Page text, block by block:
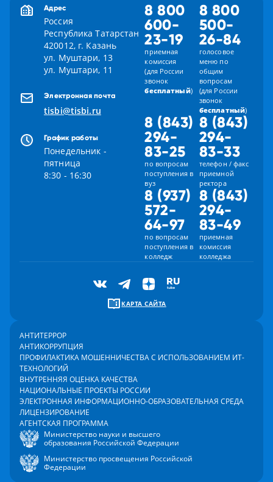
Адрес
Россия
Республика Татарстан
420012, г. Казань
ул. Муштари, 13
ул. Муштари, 11
Электронная почта
tisbi@tisbi.ru
График работы
Понедельник -
пятница
8:30 - 16:30
8 800
600-
23-19
приемная
комиссия
(для России
звонок
бесплатный)
8 800
500-
26-84
голосовое
меню по
общим
вопросам
(для России
звонок
бесплатный)
8 (843)
294-
83-25
по вопросам
поступления в
вуз
8 (843)
294-
83-33
телефон / факс
приемной
ректора
8 (937)
572-
64-97
по вопросам
поступления в
колледж
8 (843)
294-
83-49
приемная
комиссия
колледжа
КАРТА САЙТА
АНТИТЕРРОР
АНТИКОРРУПЦИЯ
ПРОФИЛАКТИКА МОШЕННИЧЕСТВА С ИСПОЛЬЗОВАНИЕМ ИТ-
ТЕХНОЛОГИЙ
ВНУТРЕННЯЯ ОЦЕНКА КАЧЕСТВА
НАЦИОНАЛЬНЫЕ ПРОЕКТЫ РОССИИ
ЭЛЕКТРОННАЯ ИНФОРМАЦИОННО-ОБРАЗОВАТЕЛЬНАЯ СРЕДА
ЛИЦЕНЗИРОВАНИЕ
АГЕНТСКАЯ ПРОГРАММА
Министерство науки и высшего
образования Российской Федерации
Министерство просвещения Российской
Федерации